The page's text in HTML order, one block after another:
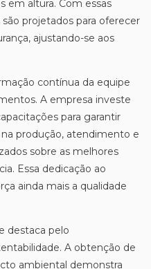
em altura. Com essas
projetados para oferecer
ajustando-se aos
contínua da equipe
A empresa investe
para garantir
produção, atendimento e
sobre as melhores
Essa dedicação ao
ainda mais a qualidade
destaca pelo
A obtenção de
ambiental demonstra